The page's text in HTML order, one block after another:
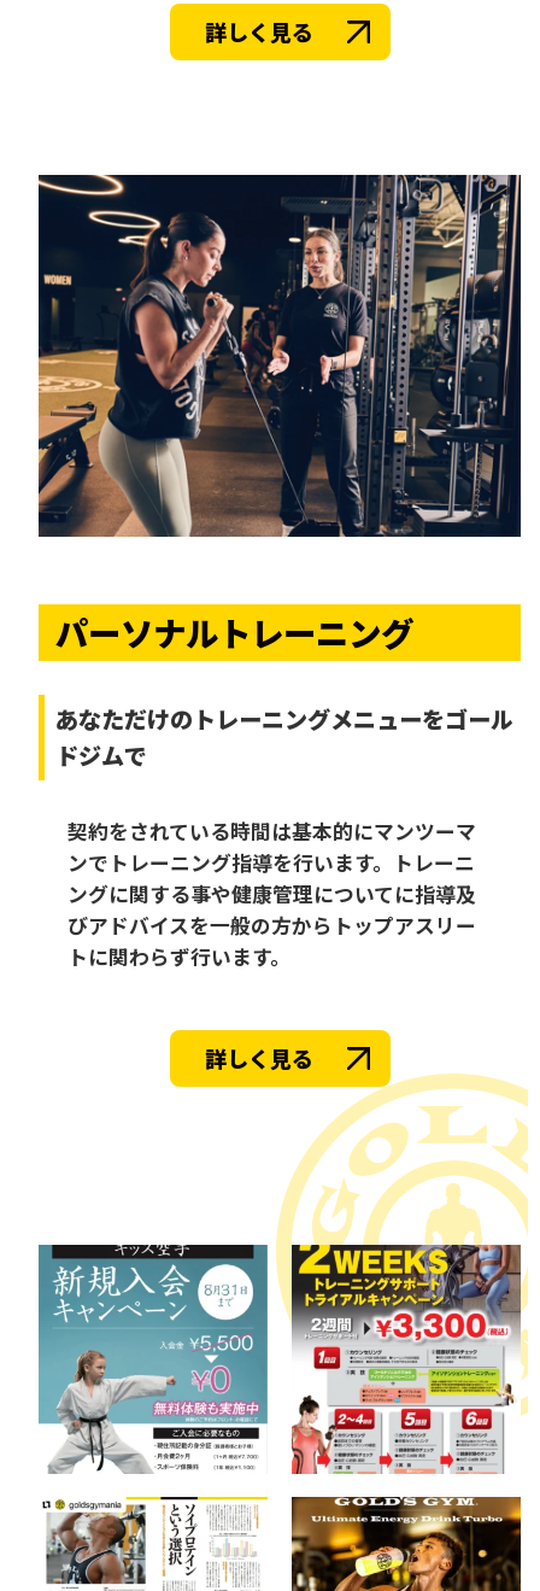
詳しく見る
パーソナルトレーニング
あなただけの トレーニングメニューをゴール
ドジムで
契約をされている時間は基本的にマンツーマ
ンでトレーニング指導を行います。トレーニ
ングに関する事や健康管理についてに指導及
びアドバイスを一般の方からトップアスリー
トに関わらず行います。
詳しく見る